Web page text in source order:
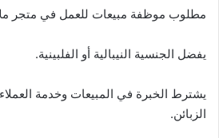
مطلوب موظفة مبيعات للعمل في متجر
يفضل الجنسية النيبالية أو الفلبينية.
يشترط الخبرة في المبيعات وخدمة
الزبائن.